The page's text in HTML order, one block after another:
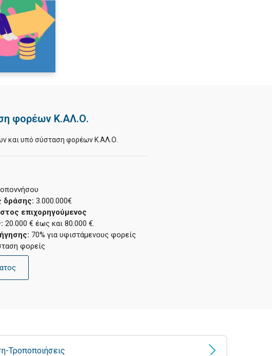
φορέων Κ.ΑΛ.Ο.
και υπό σύσταση φορέων Κ.ΑΛ.Ο.
δράσης: 3.000.000€
επιχορηγούμενος
20.000 € έως και 80.000 €.
70% για υφιστάμενους φορείς
φορείς
Τροποποιήσεις